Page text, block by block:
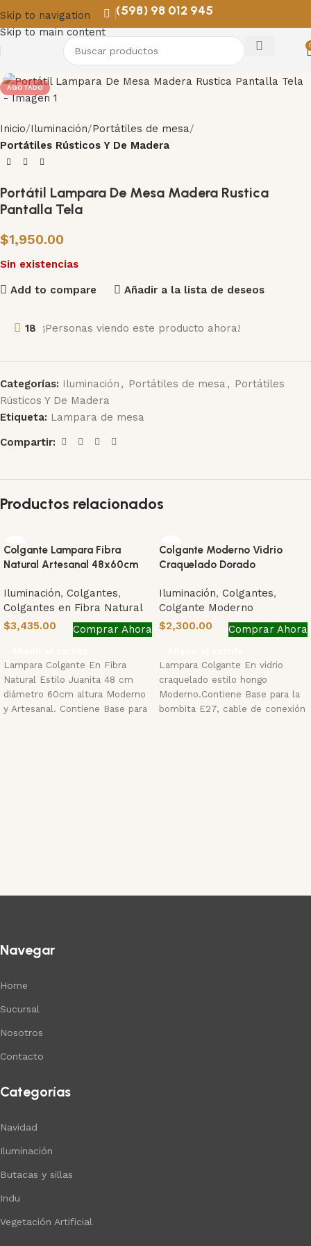
Skip to navigation
Skip to main content
(598) 98 012 945
AGOTADO
Inicio Iluminación Portátiles de mesa
Portátiles Rústicos Y De Madera
Portátil Lampara De Mesa Madera Rustica
Pantalla Tela
$1,950.00
Sin existencias
Add to compare Añadir a la lista de deseos
18 ¡Personas viendo este producto ahora!
Categorías: Iluminación , Portátiles de mesa , Portátiles
Rústicos Y De Madera
Etiqueta: Lampara de mesa
Compartir:
Productos relacionados
Colgante Lampara Fibra
Natural Artesanal 48x60cm
Iluminación, Colgantes,
Colgantes en Fibra Natural
$3,435.00 Comprar Ahora
Lampara Colgante En Fibra
Natural Estilo Juanita 48 cm
diámetro 60cm altura Moderno
y Artesanal. Contiene Base para
Colgante Moderno Vidrio
Craquelado Dorado
Iluminación, Colgantes,
Colgante Moderno
$2,300.00 Comprar Ahora
Lampara Colgante En vidrio
craquelado estilo hongo
Moderno.Contiene Base para la
bombita E27, cable de conexión
Navegar
Home
Sucursal
Nosotros
Contacto
Categorías
Navidad
Iluminación
Butacas y sillas
Indu
Vegetación Artificial